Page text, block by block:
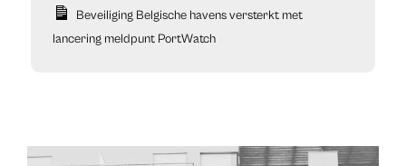
Beveiliging Belgische havens versterkt met
lancering meldpunt PortWatch